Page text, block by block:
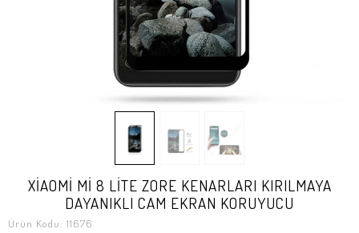
XİAOMİ Mİ 8 LİTE ZORE KENARLARI KIRILMAYA
DAYANIKLI CAM EKRAN KORUYUCU
Ürün Kodu: 11676